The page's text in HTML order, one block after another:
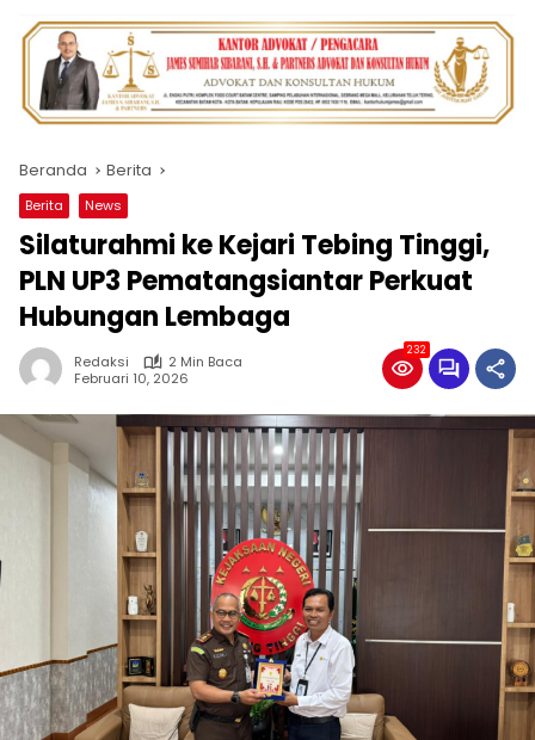
Beranda Berita
Berita News
Silaturahmi ke Kejari Tebing Tinggi,
PLN UP3 Pematangsiantar Perkuat
Hubungan Lembaga
Redaksi
2 Min Baca
Februari 10, 2026
232